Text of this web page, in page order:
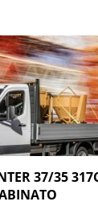
37/35